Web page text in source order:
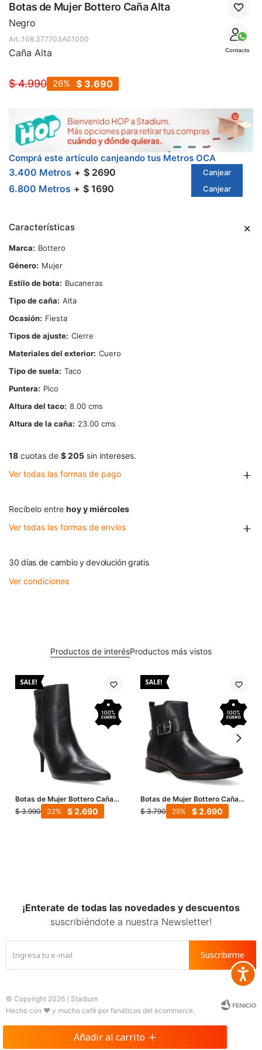
Botas de Mujer Bottero Caña Alta
Negro
Contacto
108.377703A01000
Caña Alta
$ 4.990 $ 3.690
26
Añadir al carrito
Comprá este artículo canjeando tus Metros OCA
3.400 Metros $ 2690 Canjear
6.800 Metros $ 1690 Canjear
Características
Marca
Bottero
Género
Mujer
Estilo de bota
Bucaneras
Tipo de caña
Alta
Ocasión
Fiesta
Tipos de ajuste Cierre
Materiales del exterior Cuero
Tipo de suela
Taco
Puntera
Pico
Altura del taco 8.00
Altura de la caña
23.00
18 cuotas de $ 205 sin intereses.
Ver todas las formas de pago
Recibelo entre hoy y miércoles
Ver todas las formas de envíos
30 días de cambio y devolución gratis
Ver condiciones
Productos de interésProductos más vistos
Botas de Mujer Bottero Caña
Baja Y Taco Fino - Negro
$ 3.990 $2.690
32
Botas de Mujer Bottero Caña
Baja de Cuero - Negro
$ 3.790 $2.690
29
¡Enterate de todas las novedades y descuentos
suscribiéndote a nuestra Newsletter!
Suscribirme
© Copyright 2026 / Stadium